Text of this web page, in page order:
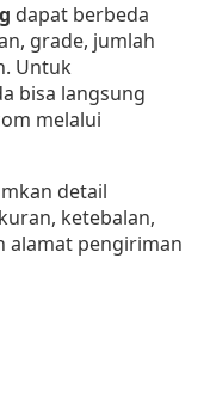
dapat berbeda
grade, jumlah
Untuk
bisa langsung
melalui
detail
ketebalan,
alamat pengiriman